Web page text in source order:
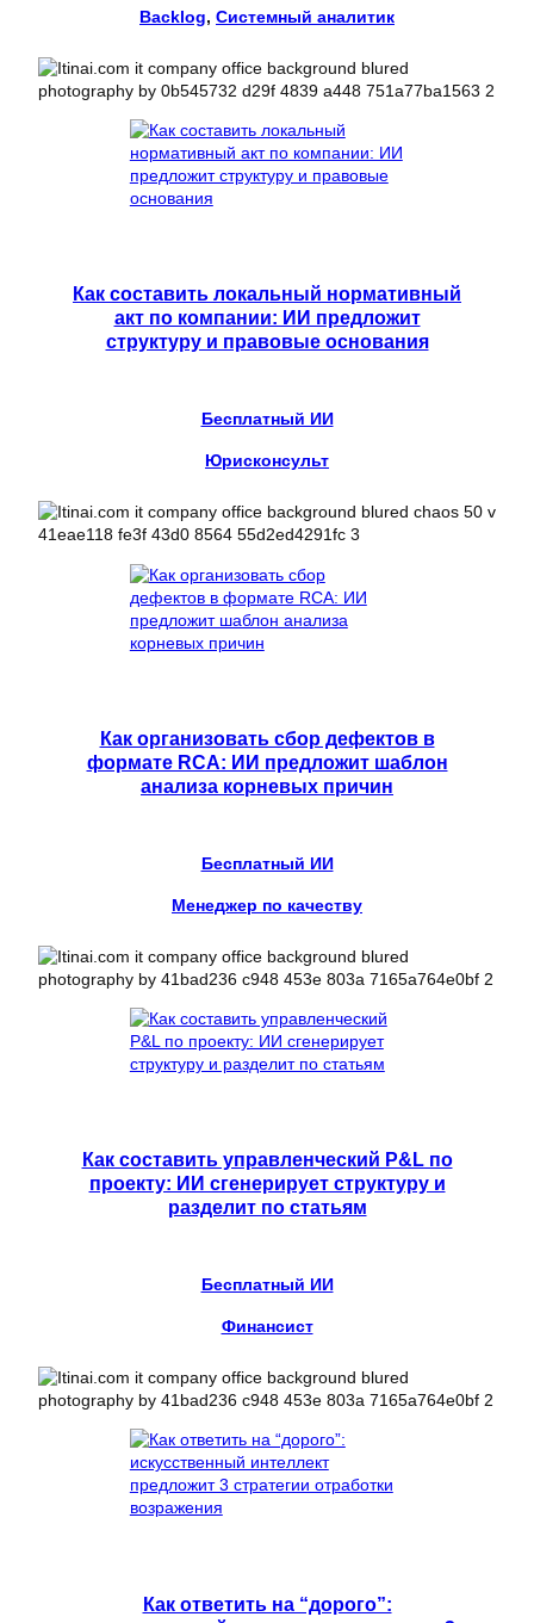
Backlog, Системный аналитик
Как составить локальный нормативный
акт по компании: ИИ предложит
структуру и правовые основания
Бесплатный ИИ
Юрисконсульт
Как организовать сбор дефектов в
формате RCA: ИИ предложит шаблон
анализа корневых причин
Бесплатный ИИ
Менеджер по качеству
Как составить управленческий P&L по
проекту: ИИ сгенерирует структуру и
разделит по статьям
Бесплатный ИИ
Финансист
Как ответить на “дорого”: